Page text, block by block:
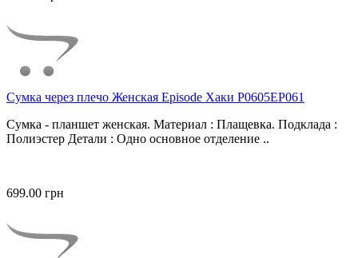
Сумка через плечо Женская Episode Хаки P0605EP061
Сумка - планшет женская. Материал : Плащевка. Подклада :
Полиэстер Детали : Одно основное отделение ..
699.00 грн